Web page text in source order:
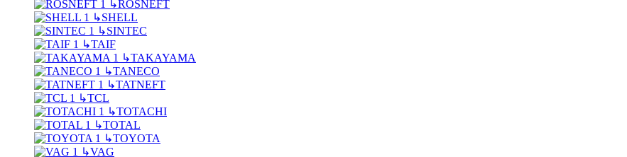
↳ROSNEFT
↳SHELL
↳SINTEC
↳TAIF
↳TAKAYAMA
↳TANECO
↳TATNEFT
↳TCL
↳TOTACHI
↳TOTAL
↳TOYOTA
↳VAG